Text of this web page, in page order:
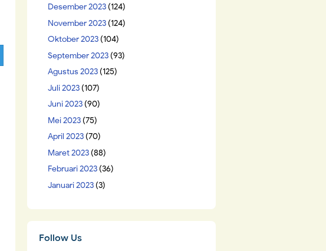
Desember 2023(124)
November 2023(124)
Oktober 2023(104)
September 2023(93)
Agustus 2023(125)
Juli 2023(107)
Juni 2023(90)
Mei 2023(75)
April 2023(70)
Maret 2023(88)
Februari 2023(36)
Januari 2023(3)
Follow Us